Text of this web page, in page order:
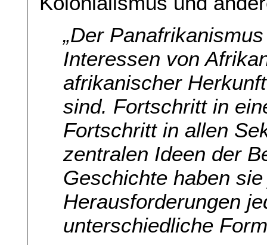
„Der
Interessen von
afrikanischer
sind. Fortschritt in
Fortschritt in allen
zentralen Ideen der
Geschichte haben
Herausforderungen
unterschiedliche